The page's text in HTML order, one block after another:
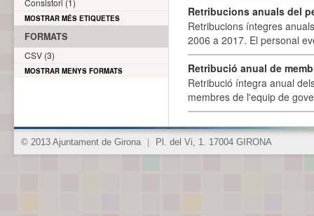
Retribucions anuals del
Retribucions íntegres
2006 a 2017. El personal
Retribució anual de
Retribució íntegra anual
membres de l'equip de
Consistori (1)
MOSTRAR MÉS ETIQUETES
FORMATS
CSV (3)
MOSTRAR MENYS FORMATS
© 2013 Ajuntament de Girona Pl. del Vi, 1. 17004 GIRONA